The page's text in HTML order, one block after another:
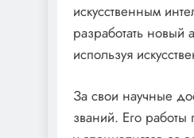
искусственным
разработать новый
используя
За свои научные
званий. Его работы